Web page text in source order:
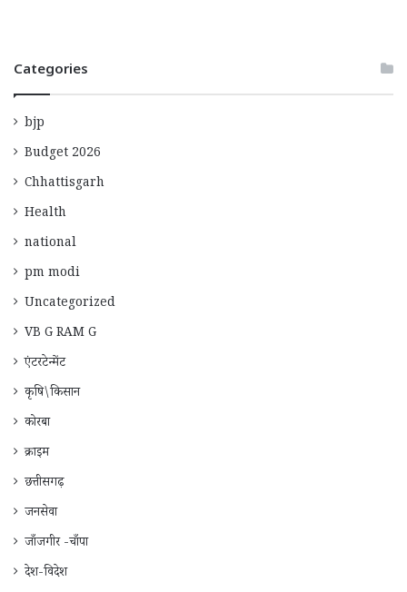
Categories
bjp
Budget 2026
Chhattisgarh
Health
national
pm modi
Uncategorized
VB G RAM G
एंटरटेन्मेंट
कृषि\किसान
कोरबा
क्राइम
छत्तीसगढ़
जनसेवा
जाँजगीर -चाँपा
देश-विदेश